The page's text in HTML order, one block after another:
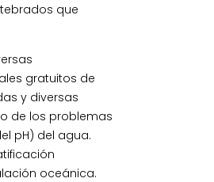
que
gratuitos de
y diversas
de los problemas
pH) del agua.
oceánica.